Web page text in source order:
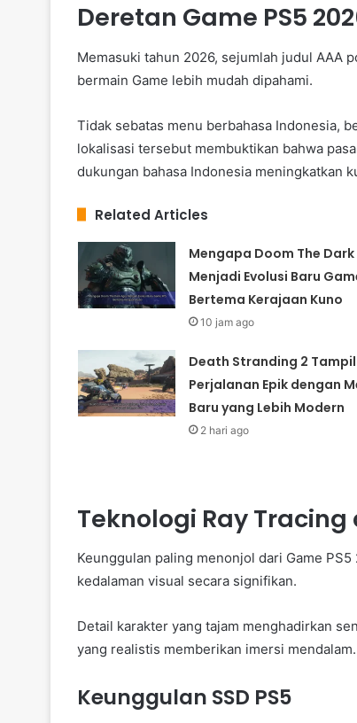
Deretan Game PS5
Memasuki tahun 2026, sejumlah judul AAA
bermain Game lebih mudah dipahami.
Tidak sebatas menu berbahasa Indonesia,
lokalisasi tersebut membuktikan bahwa
dukungan bahasa Indonesia meningkatkan
Related Articles
Mengapa Doom The Dark
Menjadi Evolusi Baru
Bertema Kerajaan Kuno
10 jam ago
Death Stranding 2
Perjalanan Epik dengan
Baru yang Lebih Modern
2 hari ago
Teknologi Ray Tracing
Keunggulan paling menonjol dari Game
kedalaman visual secara signifikan.
Detail karakter yang tajam menghadirkan
yang realistis memberikan imersi
Keunggulan SSD PS5